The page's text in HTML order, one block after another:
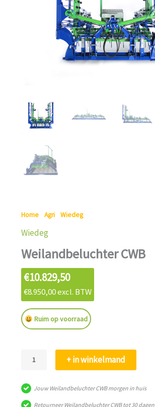
Home Agri Wiedeg/ Weilandbeluchter CWB
Wiedeg
Weilandbeluchter CWB
€10.829,50
€8.950,00excl. BTW
Ruim op voorraad
Weilandbeluchter
aantal
+ in winkelmand
Jouw Weilandbeluchter CWB morgen in huis
Retourneer Weilandbeluchter CWB tot 30 dagen